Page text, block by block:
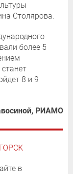
Столярова.
более 5
8 и 9
РИАМО
в